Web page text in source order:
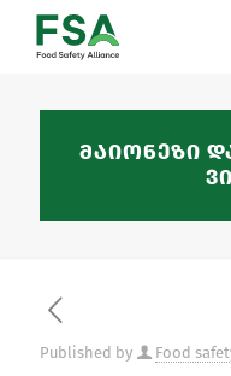
მაიონეზი
Published by Food